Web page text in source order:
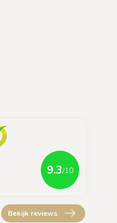
9.3/10
Bekijk reviews